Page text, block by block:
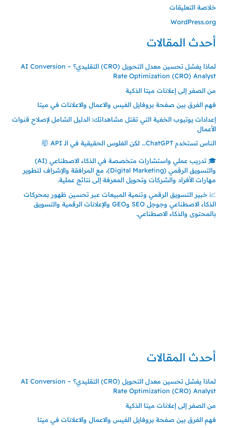
خلاصة التعليقات
WordPress.org
أحدث المقالات
لماذا يفشل تحسين معدل التحويل (CRO) التقليدي؟ – AI Conversion
Rate Optimization (CRO) Analyst
من الصفر إلى إعلانات ميتا الذكية
فهم الفرق بين صفحة بروفايل الفيس والاعمال والاعلانات في ميتا
إعدادات يوتيوب الخفية التي تقتل مشاهداتك: الدليل الشامل لإصلاح قنوات
الأعمال
الناس تستخدم ChatGPT… لكن الفلوس الحقيقية في الـ API 🤯
🎓 تدريب عملي واستشارات متخصصة في الذكاء الاصطناعي (AI)
والتسويق الرقمي (Digital Marketing)، مع المرافقة والإشراف لتطوير
مهارات الأفراد والشركات وتحويل المعرفة إلى نتائج عملية.
📈 خبير التسويق الرقمي وتنمية المبيعات عبر تحسين ظهور بمحركات
الذكاء الاصطناعي وجوجل SEO وGEO والإعلانات الرقمية والتسويق
بالمحتوى والذكاء الاصطناعي.
أحدث المقالات
لماذا يفشل تحسين معدل التحويل (CRO) التقليدي؟ – AI Conversion
Rate Optimization (CRO) Analyst
من الصفر إلى إعلانات ميتا الذكية
فهم الفرق بين صفحة بروفايل الفيس والاعمال والاعلانات في ميتا